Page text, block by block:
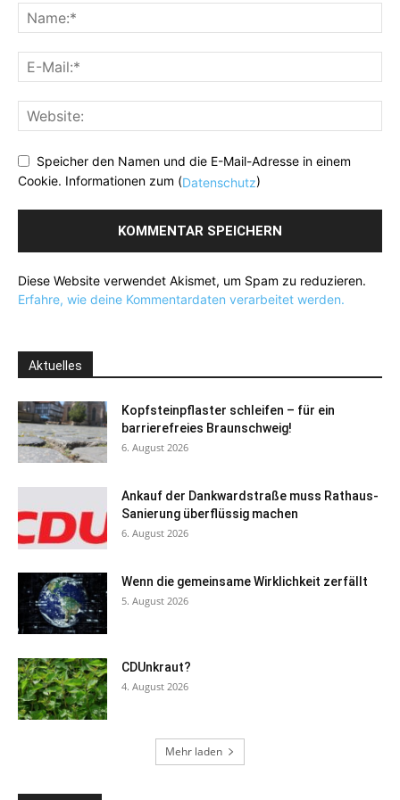
Speicher den Namen und die E-Mail-Adresse in einem
Cookie. Informationen zum (Datenschutz)
Diese Website verwendet Akismet, um Spam zu reduzieren.
Erfahre, wie deine Kommentardaten verarbeitet werden.
Aktuelles
Kopfsteinpflaster schleifen – für ein
barrierefreies Braunschweig!
6. August 2026
Ankauf der Dankwardstraße muss Rathaus-
Sanierung überflüssig machen
6. August 2026
Wenn die gemeinsame Wirklichkeit zerfällt
5. August 2026
CDUnkraut?
4. August 2026
Mehr laden